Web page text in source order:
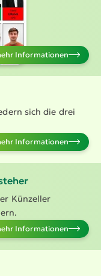
Infor­ma­tionen
sich die drei
Infor­ma­tionen
Künzeller
Infor­ma­tionen